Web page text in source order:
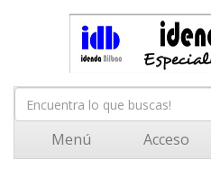
Menú Acceso